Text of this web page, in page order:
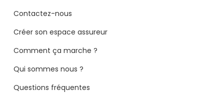
Contactez-nous
Créer son espace assureur
Comment ça marche ?
Qui sommes nous ?
Questions fréquentes